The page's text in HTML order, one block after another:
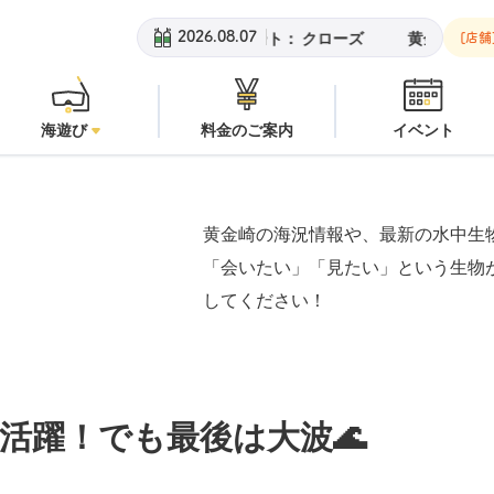
2026.08.07 黄金崎ビーチ： 潜水注意 安良
[店
海遊び 料金のご案内 イベント
黄金崎の海況情報や、最新の水中
「会いたい」「見たい」という生
してください！
躍！でも最後は大波🌊